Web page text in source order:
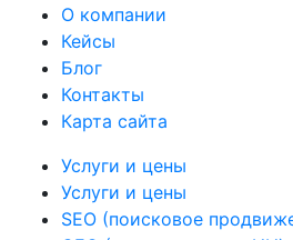
О компании
Кейсы
Блог
Контакты
Карта сайта
Услуги и цены
Услуги и цены
SEO (поисковое